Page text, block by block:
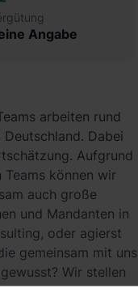
Angabe
arbeiten rund
Dabei
Aufgrund
können wir
auch große
und Mandanten in
oder agierst
gemeinsam mit uns
Wir stellen